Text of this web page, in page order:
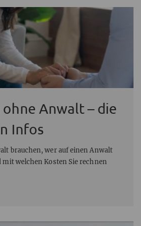
ohne Anwalt – die
Infos
brauchen, wer auf einen Anwalt
welchen Kosten Sie rechnen